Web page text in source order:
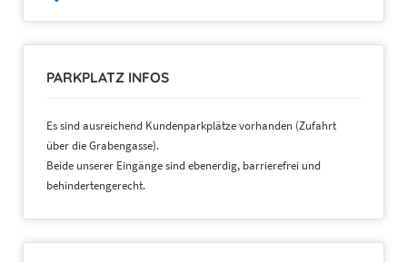
PARKPLATZ INFOS
Es sind ausreichend Kundenparkplätze vorhanden (Zufahrt
über die Grabengasse).
Beide unserer Eingänge sind ebenerdig, barrierefrei und
behindertengerecht.